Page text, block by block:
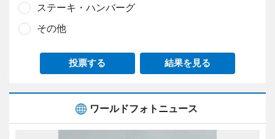
ステーキ・ハンバーグ
その他
投票する 結果を見る
ワールドフォトニュース